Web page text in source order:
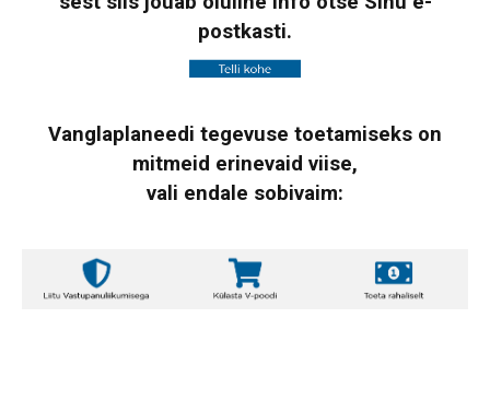
postkasti.
Vanglaplaneedi tegevuse toetamiseks on
mitmeid erinevaid viise,
vali endale sobivaim: